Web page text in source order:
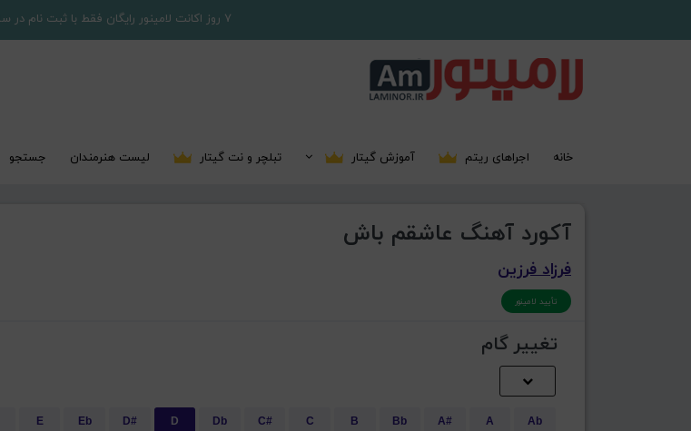
7 روز اکانت لامینور رایگان فقط با ثبت نام در سایت
خانه اجراهای ریتم آموزش گیتار تبلچر و نت گیتار لیست هنرمندان جستجو
آکورد آهنگ عاشقم باش
فرزاد فرزین
تأیید لامینور
تغییر گام
Ab
A
A#
Bb
B
C
C#
Db
D
D#
Eb
E